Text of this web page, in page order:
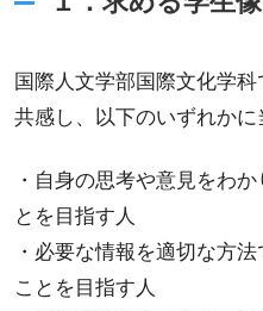
国際人文学部国際文化学
共感し、以下のいずれかに
・自身の思考や意見をわ
とを目指す人
・必要な情報を適切な方
ことを目指す人